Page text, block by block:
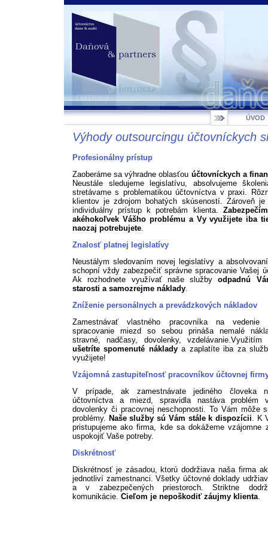
ÚVOD
Výhody outsourcingu účtovníckych
Profesionálny prístup
Zaoberáme sa výhradne oblasťou účtovníckych a
Neustále sledujeme legislatívu, absolvujeme
stretávame s problematikou účtovníctva v praxi.
klientov je zdrojom bohatých skúseností. Zároveň je
individuálny prístup k potrebám klienta.
akéhokoľvek Vášho problému a Vy využijete iba
naozaj potrebujete.
Znalosť platnej legislatívy
Neustálym sledovaním novej legislatívy a
schopní vždy zabezpečiť správne spracovanie Vašej
Ak rozhodnete využívať naše službyodpadnú
starosti a samozrejme náklady.
Zníženie personálnych a prevádzkových nákladov
Zamestnávať vlastného pracovníka na vedenie
spracovanie miezd so sebou prináša nemalé
stravné, nadčasy, dovolenky,
ušetríte spomenuté nákladya zaplatíte iba za
využijete!
Vzájomná zastupiteľnosť pracovníkov účtovnej
V prípade, ak zamestnávate jediného človeka
účtovníctva a miezd, spravidla nastáva problém
dovolenky či pracovnej neschopnosti. To Vám môže
problémy. Naše služby sú Vám stále k dispozícii. K
pristupujeme ako firma, kde sa dokážeme vzájomne
uspokojiť Vaše potreby.
Diskrétnosť
Diskrétnosť je zásadou, ktorú dodržiava naša firma
jednotliví zamestnanci. Všetky účtovné doklady
a v zabezpečených priestoroch. Striktne
komunikácie. Cieľom je nepoškodiť záujmy klienta.